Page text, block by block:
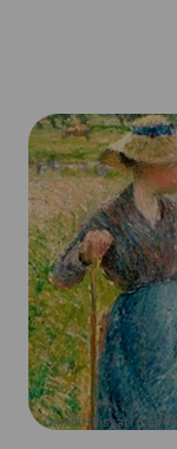
Camille Pissarro. La